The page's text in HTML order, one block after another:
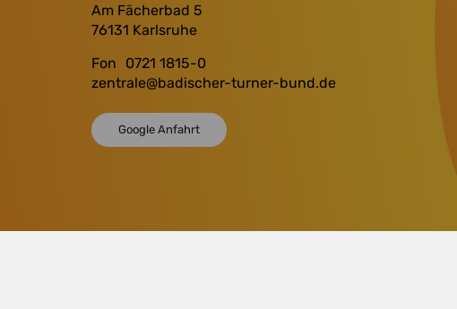
Am Fächerbad 5
76131 Karlsruhe
Fon
0721 1815-0
zentrale@badischer-turner-bund.de
Google Anfahrt